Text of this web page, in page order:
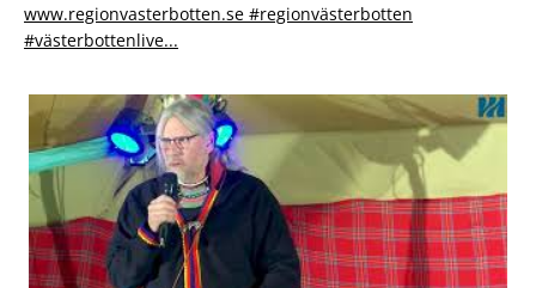
www.regionvasterbotten.se #regionvästerbotten
#västerbottenlive...